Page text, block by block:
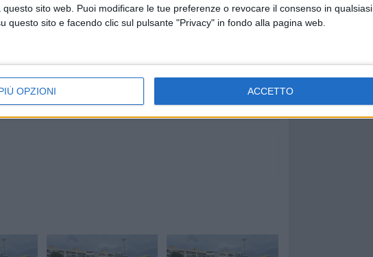
sito web. Puoi modificare le tue preferenze o revocare il consenso in qualsiasi
questo sito e facendo clic sul pulsante "Privacy" in fondo alla pagina web.
OPZIONI ACCETTO
vedersela (il condizionale è d'obbligo…) con la
nel quale, salvo epocali cause di forza maggiore,
l'Etra Barletta, e la quarta retrocessione consecutiva